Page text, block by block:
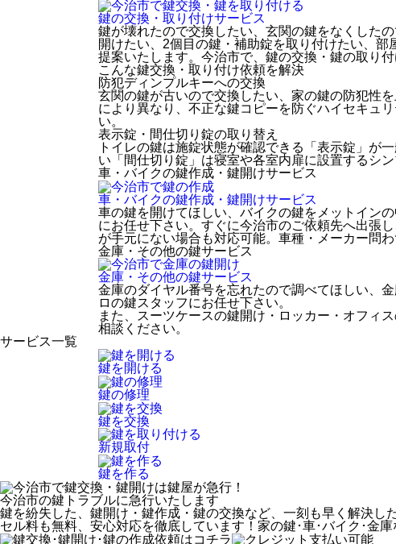
鍵の交換・取り付けサービス
鍵が壊れたので交換したい、玄関の鍵をなくした
開けたい、2個目の鍵・補助錠を取り付けたい、
提案いたします。今治市で、鍵の交換・鍵の取り
こんな鍵交換・取り付け依頼を解決
防犯ディンプルキーへの交換
玄関の鍵が古いので交換したい、家の鍵の防犯性
により異なり、不正な鍵コピーを防ぐハイセキュ
い。
表示錠・間仕切り錠の取り替え
トイレの鍵は施錠状態が確認できる「表示錠」が
い「間仕切り錠」は寝室や各室内扉に設置するシ
車・バイクの鍵作成・鍵開けサービス
車・バイクの鍵作成・鍵開けサービス
車の鍵を開けてほしい、バイクの鍵をメットイン
にお任せ下さい。すぐに今治市のご依頼先へ出張
が手元にない場合も対応可能。車種・メーカー問
金庫・その他の鍵サービス
金庫・その他の鍵サービス
金庫のダイヤル番号を忘れたので調べてほしい、
ロの鍵スタッフにお任せ下さい。
また、スーツケースの鍵開け・ロッカー・オフィ
相談ください。
サービス一覧
鍵を開ける
鍵の修理
鍵を交換
新規取付
鍵を作る
今治市の鍵トラブルに急行いたします
鍵を紛失した、鍵開け・鍵作成・鍵の交換など、一刻も早く解決
セル料も無料、安心対応を徹底しています！家の鍵･車･バイク･金